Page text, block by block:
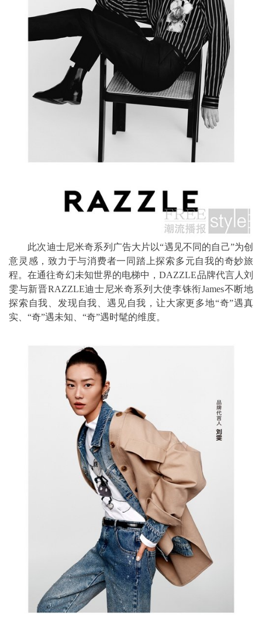
此次迪士尼米奇系列广告大片以“遇见不同的自己”为创
意灵感，致力于与消费者一同踏上探索多元自我的奇妙旅
程。在通往奇幻未知世界的电梯中，DAZZLE品牌代言人刘
雯与新晋RAZZLE迪士尼米奇系列大使李铢衔James不断地
探索自我、发现自我、遇见自我，让大家更多地“奇”遇真
实、“奇”遇未知、“奇”遇时髦的维度。